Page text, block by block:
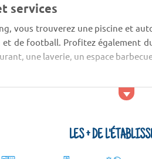
services
vous trouverez une piscine et
de football. Profitez également
une laverie, un espace
vous propose des mobil
LES + DE